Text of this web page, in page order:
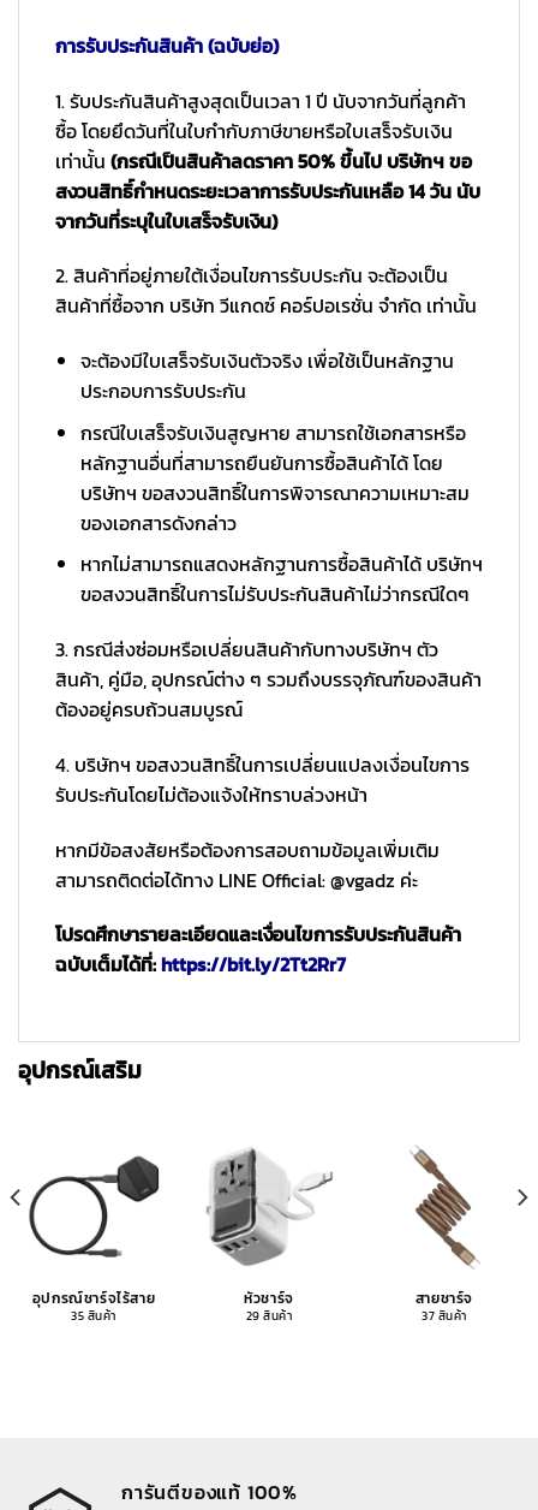
การรับประกันสินค้า (ฉบับย่อ)
1. รับประกันสินค้าสูงสุดเป็นเวลา 1 ปี นับจากวันที่ลูกค้า
ซื้อ โดยยึดวันที่ในใบกำกับภาษีขายหรือใบเสร็จรับเงิน
เท่านั้น (กรณีเป็นสินค้าลดราคา 50% ขึ้นไป บริษัทฯ ขอ
สงวนสิทธิ์กำหนดระยะเวลาการรับประกันเหลือ 14 วัน นับ
จากวันที่ระบุในใบเสร็จรับเงิน)
2. สินค้าที่อยู่ภายใต้เงื่อนไขการรับประกัน จะต้องเป็น
สินค้าที่ซื้อจาก บริษัท วีแกดซ์ คอร์ปอเรชั่น จำกัด เท่านั้น
จะต้องมีใบเสร็จรับเงินตัวจริง เพื่อใช้เป็นหลักฐาน
ประกอบการรับประกัน
กรณีใบเสร็จรับเงินสูญหาย สามารถใช้เอกสารหรือ
หลักฐานอื่นที่สามารถยืนยันการซื้อสินค้าได้ โดย
บริษัทฯ ขอสงวนสิทธิ์ในการพิจารณาความเหมาะสม
ของเอกสารดังกล่าว
หากไม่สามารถแสดงหลักฐานการซื้อสินค้าได้ บริษัทฯ
ขอสงวนสิทธิ์ในการไม่รับประกันสินค้าไม่ว่ากรณีใดๆ
3. กรณีส่งซ่อมหรือเปลี่ยนสินค้ากับทางบริษัทฯ ตัว
สินค้า, คู่มือ, อุปกรณ์ต่าง ๆ รวมถึงบรรจุภัณฑ์ของสินค้า
ต้องอยู่ครบถ้วนสมบูรณ์
4. บริษัทฯ ขอสงวนสิทธิ์ในการเปลี่ยนแปลงเงื่อนไขการ
รับประกันโดยไม่ต้องแจ้งให้ทราบล่วงหน้า
หากมีข้อสงสัยหรือต้องการสอบถามข้อมูลเพิ่มเติม
สามารถติดต่อได้ทาง LINE Official: @vgadz ค่ะ
โปรดศึกษารายละเอียดและเงื่อนไขการรับประกันสินค้า
ฉบับเต็มได้ที่:https://bit.ly/2Tt2Rr7
อุปกรณ์เสริม
อุปกรณ์ชาร์จไร้สาย
35 สินค้า
หัวชาร์จ
29 สินค้า
สายชาร์จ
37 สินค้า
การันตีของแท้ 100%